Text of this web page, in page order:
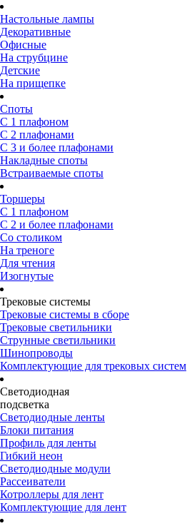
Настольные лампы
Декоративные
Офисные
На струбцине
Детские
На прищепке
Споты
С 1 плафоном
С 2 плафонами
С 3 и более плафонами
Накладные споты
Встраиваемые споты
Торшеры
С 1 плафоном
С 2 и более плафонами
Со столиком
На треноге
Для чтения
Изогнутые
Трековые системы
Трековые системы в сборе
Трековые светильники
Струнные светильники
Шинопроводы
Комплектующие для трековых систем
Светодиодная
подсветка
Светодиодные ленты
Блоки питания
Профиль для ленты
Гибкий неон
Светодиодные модули
Рассеиватели
Котроллеры для лент
Комплектующие для лент